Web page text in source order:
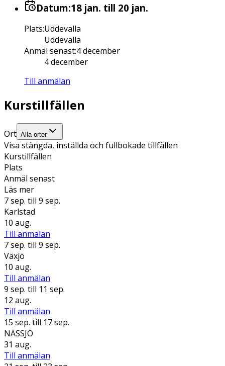
Datum:18 jan. till 20 jan.
Plats:Uddevalla
Uddevalla
Anmäl senast:4 december
4 december
Till anmälan
Kurstillfällen
Ort Alla orter
Visa stängda, inställda och fullbokade tillfällen
Kurstillfällen
Plats
Anmäl senast
Läs mer
7 sep. till 9 sep.
Karlstad
10 aug.
Till anmälan
7 sep. till 9 sep.
Växjö
10 aug.
Till anmälan
9 sep. till 11 sep.
12 aug.
Till anmälan
15 sep. till 17 sep.
NÄSSJÖ
31 aug.
Till anmälan